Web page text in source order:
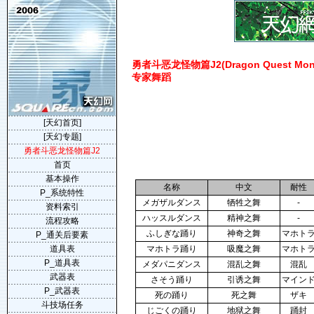
勇者斗恶龙怪物篇J2(Dragon Quest
专家舞蹈
名称 中文
耐性
メガザルダンス
牺牲之舞
-
ハッスルダンス
精神之舞
-
ふしぎな踊り
神奇之舞
マホト
マホトラ踊り
吸魔之舞
マホト
メダパニダンス
混乱之舞
混乱
さそう踊り
引诱之舞
マイン
死の踊り
死之舞
ザキ
じごくの踊り
地狱之舞 踊封
[天幻首页]
[天幻专题]
勇者斗恶龙怪物篇J2
首页
基本操作
P_系统特性
资料索引
流程攻略
P_通关后要素
道具表
P_道具表
武器表
P_武器表
斗技场任务